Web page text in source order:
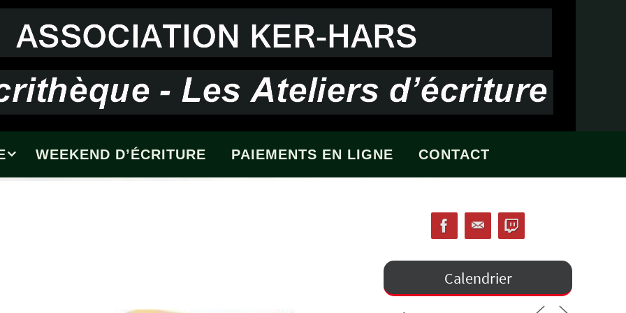
WEEKEND D’ÉCRITURE PAIEMENTS EN LIGNE CONTACT
Calendrier